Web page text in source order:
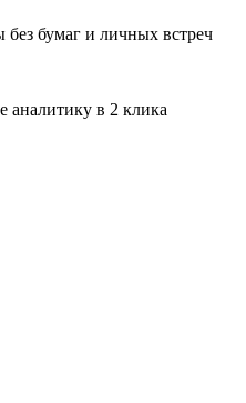
бумаг и личных встреч
аналитику в 2 клика